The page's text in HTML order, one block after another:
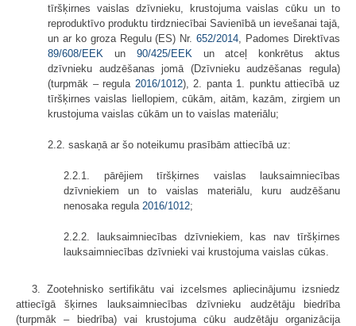
tīršķirnes vaislas dzīvnieku, krustojuma vaislas cūku un to
reproduktīvo produktu tirdzniecībai Savienībā un ievešanai tajā,
un ar ko groza Regulu (ES) Nr.652/2014 , Padomes Direktīvas
89/608/EEK un 90/425/EEK un atceļ konkrētus aktus
dzīvnieku audzēšanas jomā (Dzīvnieku audzēšanas regula)
(turpmāk – regula 2016/1012), 2. panta 1. punktu attiecībā uz
tīršķirnes vaislas liellopiem, cūkām, aitām, kazām, zirgiem un
krustojuma vaislas cūkām un to vaislas materiālu;
2.2. saskaņā ar šo noteikumu prasībām attiecībā uz:
2.2.1. pārējiem tīršķirnes vaislas lauksaimniecības
dzīvniekiem un to vaislas materiālu, kuru audzēšanu
nenosaka regula 2016/1012;
2.2.2. lauksaimniecības dzīvniekiem, kas nav tīršķirnes
lauksaimniecības dzīvnieki vai krustojuma vaislas cūkas.
3. Zootehnisko sertifikātu vai izcelsmes apliecinājumu izsniedz
attiecīgā šķirnes lauksaimniecības dzīvnieku audzētāju biedrība
(turpmāk – biedrība) vai krustojuma cūku audzētāju organizācija